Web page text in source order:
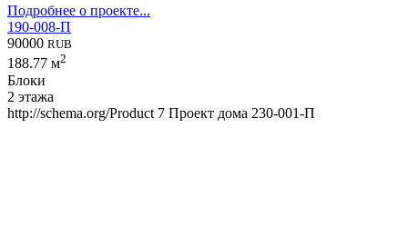
Подробнее о проекте...
190-008-П
90000 RUB
188.77 м2
Блоки
2 этажа
http://schema.org/Product 7 Проект дома 230-001-П